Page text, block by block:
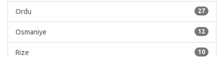
27
Ordu
12
Osmaniye
10
Rize